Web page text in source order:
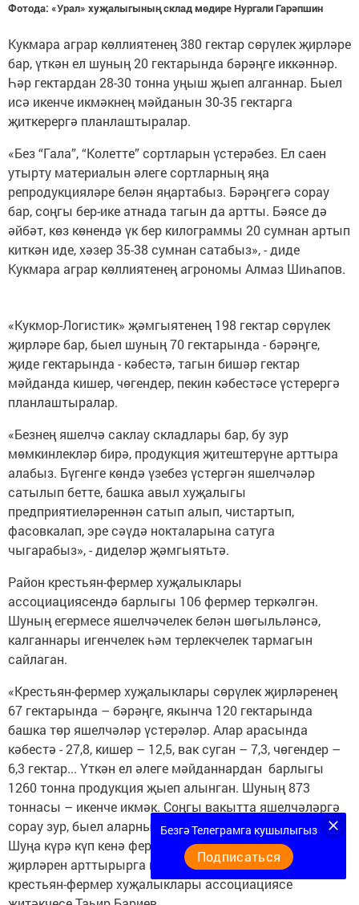
Фотода: «Урал» хуҗалыгының склад мөдире Нургали Гарәпшин
Кукмара аграр көллиятенең 380 гектар сөрүлек җирләре
бар, үткән ел шуның 20 гектарында бәрәңге иккәннәр.
Һәр гектардан 28-30 тонна уңыш җыеп алганнар. Быел
исә икенче икмәкнең мәйданын 30-35 гектарга
җиткерергә планлаштыралар.
«Без “Гала”, “Колетте” сортларын үстерәбез. Ел саен
утырту материалын әлеге сортларның яңа
репродукцияләре белән яңартабыз. Бәрәңгегә сорау
бар, соңгы бер-ике атнада тагын да артты. Бәясе дә
әйбәт, көз көнендә үк бер килограммы 20 сумнан артып
киткән иде, хәзер 35-38 сумнан сатабыз», - диде
Кукмара аграр көллиятенең агрономы Алмаз Шиһапов.
«Кукмор-Логистик» җәмгыятенең 198 гектар сөрүлек
җирләре бар, быел шуның 70 гектарында - бәрәңге,
җиде гектарында - кәбестә, тагын бишәр гектар
мәйданда кишер, чөгендер, пекин кәбестәсе үстерергә
планлаштыралар.
«Безнең яшелчә саклау складлары бар, бу зур
мөмкинлекләр бирә, продукция җитештерүне арттыра
алабыз. Бүгенге көндә үзебез үстергән яшелчәләр
сатылып бетте, башка авыл хуҗалыгы
предприятиеләреннән сатып алып, чистартып,
фасовкалап, эре сәүдә нокталарына сатуга
чыгарабыз», - диделәр җәмгыятьтә.
Район крестьян-фермер хуҗалыклары
ассоциациясендә барлыгы 106 фермер теркәлгән.
Шуның егермесе яшелчәчелек белән шөгыльләнсә,
калганнары игенчелек һәм терлекчелек тармагын
сайлаган.
«Крестьян-фермер хуҗалыклары сөрүлек җирләренең
67 гектарында – бәрәңге, якынча 120 гектарында
башка төр яшелчәләр үстерәләр. Алар арасында
кәбестә - 27,8, кишер – 12,5, вак суган – 7,3, чөгендер –
6,3 гектар... Үткән ел әлеге мәйданнардан барлыгы
1260 тонна продукция җыеп алынган. Шуның 873
тоннасы – икенче икмәк. Соңгы вакытта яшелчәләргә
сорау зур, быел аларны сату бәясе дә шактый артты.
Шуңа күрә күп кенә фермер хуҗалыклары яшелчә
җирләрен арттырырга исәплиләр», - диде район
крестьян-фермер хуҗалыклары ассоциациясе
Безгә Телеграмга кушылыгыз
Подписаться